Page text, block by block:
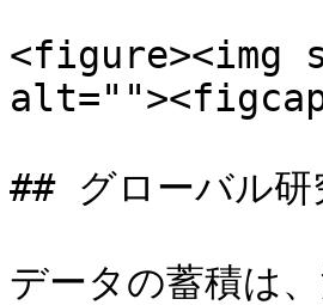
<figure><img
## グローバル研
データの蓄積は